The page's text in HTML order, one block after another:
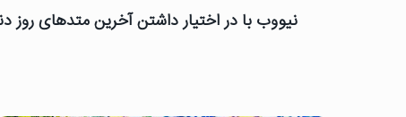
نیووب با در اختیار داشتن آخرین متدهای روز